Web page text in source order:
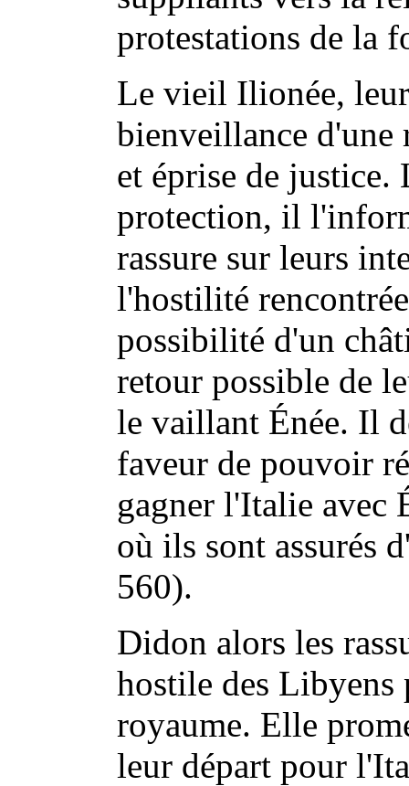
protestations de la
Le vieil Ilionée,
bienveillance d'une
et éprise de justice.
protection, il
rassure sur leurs
l'hostilité
possibilité d'un
retour possible de
le vaillant Énée. Il
faveur de pouvoir
gagner l'Italie avec
où ils sont assurés
560).
Didon alors les
hostile des Libyens
royaume. Elle
leur départ pour